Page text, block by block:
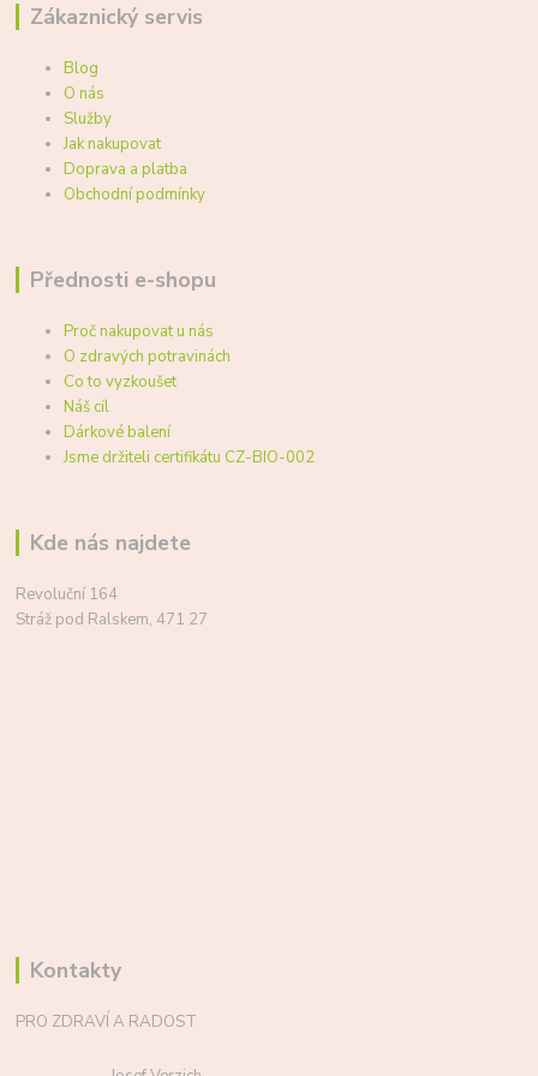
Zákaznický servis
Blog
O nás
Služby
Jak nakupovat
Doprava a platba
Obchodní podmínky
Přednosti e-shopu
Proč nakupovat u nás
O zdravých potravinách
Co to vyzkoušet
Náš cíl
Dárkové balení
Jsme držiteli certifikátu CZ-BIO-002
Kde nás najdete
Revoluční 164
Stráž pod Ralskem, 471 27
Kontakty
PRO ZDRAVÍ A RADOST